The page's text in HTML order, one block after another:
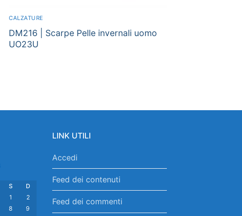
CALZATURE
DM216 | Scarpe Pelle invernali uomo
UO23U
S
D
1
2
8 9
LINK UTILI
Accedi
Feed dei contenuti
Feed dei commenti